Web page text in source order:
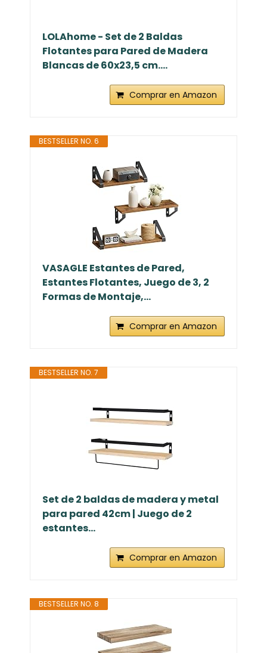
LOLAhome - Set de 2 Baldas
Flotantes para Pared de Madera
Blancas de 60x23,5 cm....
Comprar en Amazon
BESTSELLER NO. 6
VASAGLE Estantes de Pared,
Estantes Flotantes, Juego de 3, 2
Formas de Montaje,...
Comprar en Amazon
BESTSELLER NO. 7
Set de 2 baldas de madera y metal
para pared 42cm | Juego de 2
estantes...
Comprar en Amazon
BESTSELLER NO. 8